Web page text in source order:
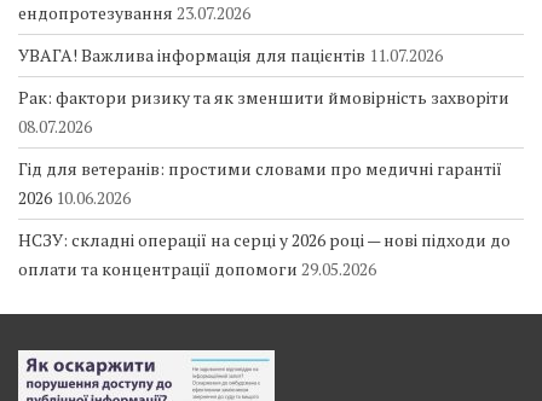
ендопротезування 23.07.2026
УВАГА! Важлива інформація для пацієнтів 11.07.2026
Рак: фактори ризику та як зменшити ймовірність захворіти
08.07.2026
Гід для ветеранів: простими словами про медичні гарантії
2026 10.06.2026
НСЗУ: складні операції на серці у 2026 році — нові підходи до
оплати та концентрації допомоги 29.05.2026